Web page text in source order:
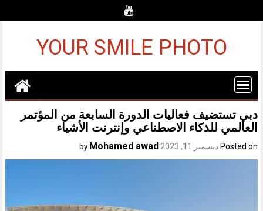
YOUR SMILE PHOTO
دبي تستضيف فعاليات الدورة السابعة من المؤتمر
العالمي للذكاء الاصطناعي وإنترنت الأشياء
Posted on ديسمبر 11, 2023 Mohamed awad